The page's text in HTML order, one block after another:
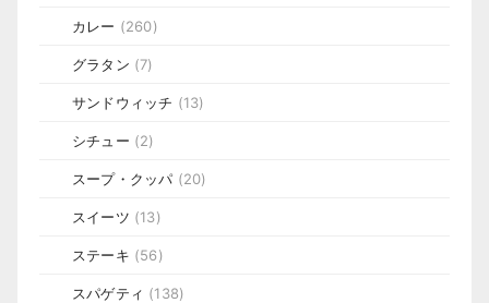
カレー (260)
グラタン (7)
サンドウィッチ (13)
シチュー (2)
スープ・クッパ (20)
スイーツ (13)
ステーキ (56)
スパゲティ (138)